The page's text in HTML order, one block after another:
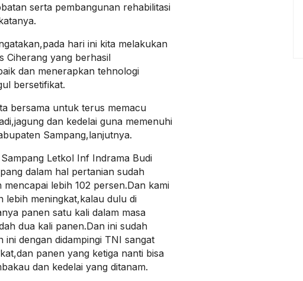
serta pembangunan rehabilitasi
hari ini kita melakukan
Ciherang yang berhasil
dan menerapkan tehnologi
bersetifikat.
bersama untuk terus memacu
dan kedelai guna memenuhi
Sampang,lanjutnya.
Letkol Inf Indrama Budi
dalam hal pertanian sudah
lebih 102 persen.Dan kami
lebih meningkat,kalau dulu di
panen satu kali dalam masa
dua kali panen.Dan ini sudah
ini dengan didampingi TNI sangat
panen yang ketiga nanti bisa
dan kedelai yang ditanam.